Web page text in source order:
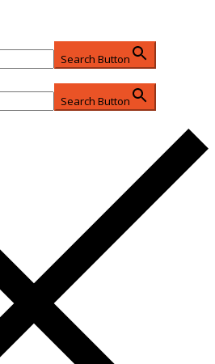
Search Button
Search Button